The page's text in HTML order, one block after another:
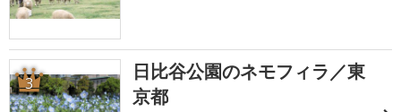
3
日比谷公園のネモフィラ／東
京都